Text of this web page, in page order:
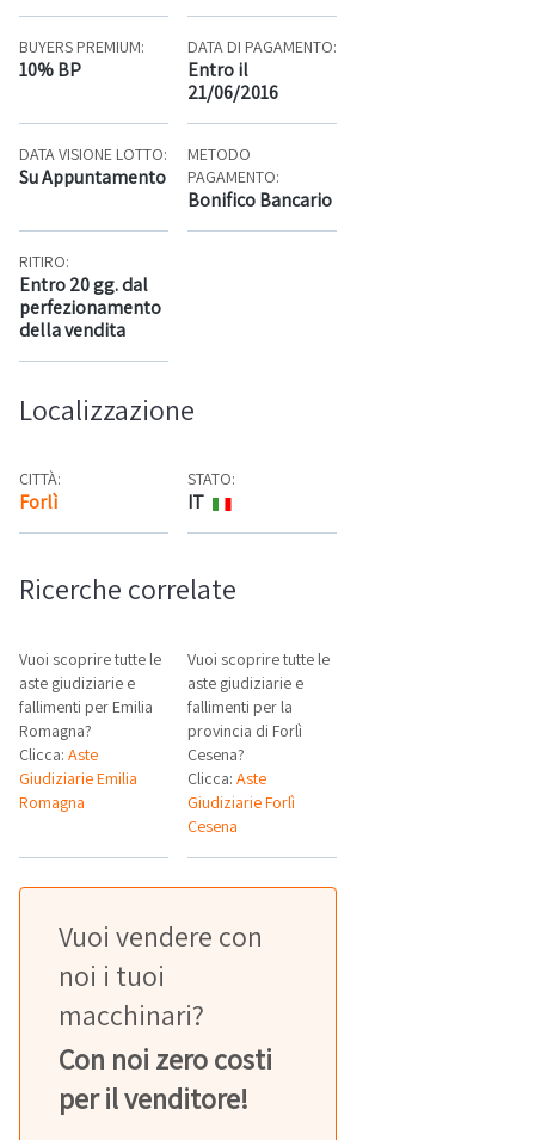
BUYERS PREMIUM:
10% BP
DATA DI PAGAMENTO:
Entro il
21/06/2016
DATA VISIONE LOTTO:
Su Appuntamento
METODO
PAGAMENTO:
Bonifico Bancario
RITIRO:
Entro 20 gg. dal
perfezionamento
della vendita
Localizzazione
CITTÀ:
Forlì Mappa
STATO:
IT
Ricerche correlate
Vuoi scoprire tutte le
aste giudiziarie e
fallimenti per Emilia
Romagna?
Clicca: Aste
Giudiziarie Emilia
Romagna
Vuoi scoprire tutte le
aste giudiziarie e
fallimenti per la
provincia di Forlì
Cesena?
Clicca:Aste
Giudiziarie Forlì
Cesena
Vuoi vendere con
noi i tuoi
macchinari?
Con noi zero costi
per il venditore!